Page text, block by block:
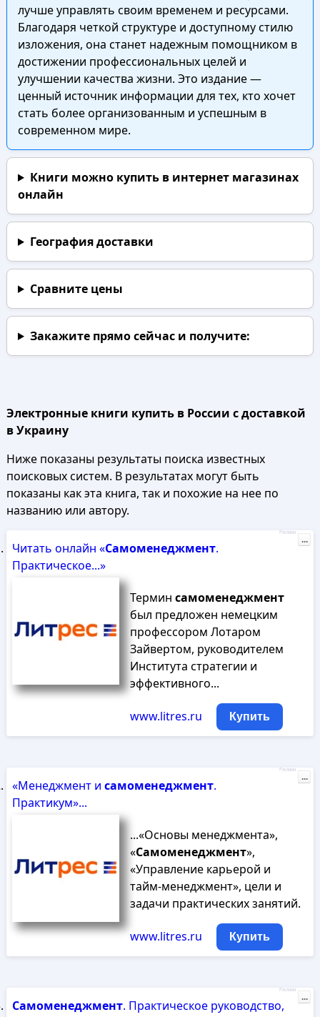
лучше управлять своим временем и ресурсами.
Благодаря четкой структуре и доступному стилю
изложения, она станет надежным помощником в
достижении профессиональных целей и
улучшении качества жизни. Это издание —
ценный источник информации для тех, кто хочет
стать более организованным и успешным в
современном мире.
Книги можно купить в интернет магазинах
онлайн
География доставки
Сравните цены
Закажите прямо сейчаси получите:
Электронные книги купить в России с доставкой
в Украину
Ниже показаны результаты поиска известных
поисковых систем. В результатах могут быть
показаны как эта книга, так и похожие на нее по
названию или автору.
Читать онлайн «Самоменеджмент.
Практическое...»
Термин самоменеджмент
был предложен немецким
профессором Лотаром
Зайвертом, руководителем
Института стратегии и
эффективного...
www.litres.ru Купить
Реклама
...
«Менеджмент и самоменеджмент.
Практикум»...
...«Основы менеджмента»,
«Самоменеджмент»,
«Управление карьерой и
тайм-менеджмент», цели и
задачи практических занятий.
www.litres.ru Купить
Реклама
...
Самоменеджмент. Практическое руководство,
Реклама
...